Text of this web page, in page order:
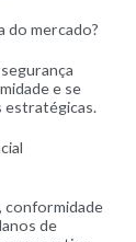
do mercado?
e se
estratégicas.
conformidade
de